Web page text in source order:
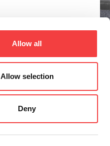
Allow all
Allow selection
Deny